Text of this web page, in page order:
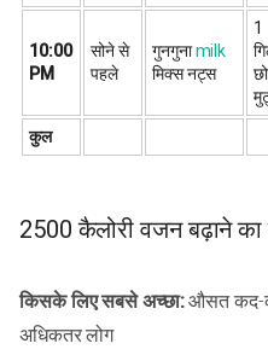
10:00
PM
सोने से
पहले
गुनगुनाmilk
मिक्स नट्स
1
कुल
2500 कैलोरी वजन बढ़ाने का
किसके लिए सबसे अच्छा:औसत कद-
अधिकतर लोग